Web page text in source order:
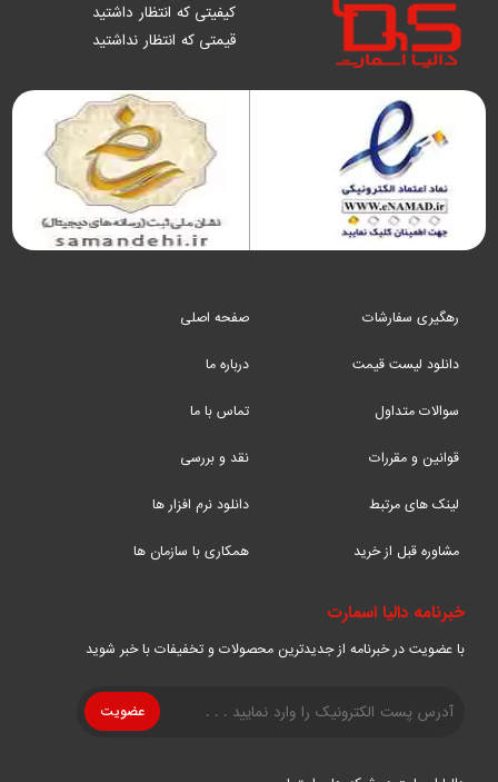
کیفیتی که انتظار داشتید
قیمتی که انتظار نداشتید
رهگیری سفارشات
دانلود لیست قیمت
سوالات متداول
قوانین و مقررات
لینک های مرتبط
مشاوره قبل از خرید
صفحه اصلی
درباره ما
تماس با ما
نقد و بررسی
دانلود نرم افزار ها
همکاری با سازمان ها
خبرنامه دالیا اسمارت
با عضویت در خبرنامه از جدیدترین محصولات و تخفیفات با خبر شوید